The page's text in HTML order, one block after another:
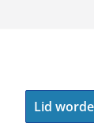
Lid